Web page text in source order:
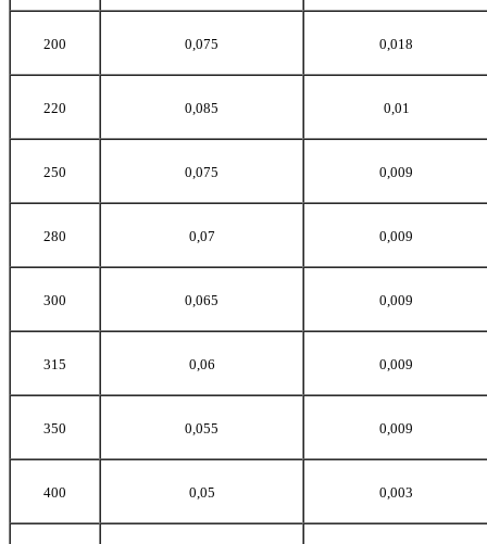
200 0,075 0,018
220 0,085 0,01
250 0,075 0,009
280 0,07 0,009
300 0,065 0,009
315 0,06 0,009
350 0,055 0,009
400 0,05 0,003